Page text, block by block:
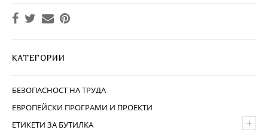
КАТЕГОРИИ
БЕЗОПАСНОСТ НА ТРУДА
ЕВРОПЕЙСКИ ПРОГРАМИ И ПРОЕКТИ
+
ЕТИКЕТИ ЗА БУТИЛКА